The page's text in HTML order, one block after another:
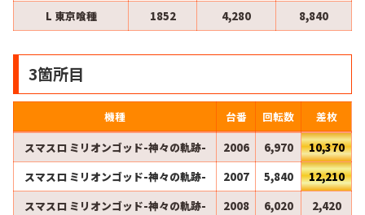
L 東京喰種 1852 4,280 8,840
3箇所目
機種 台番 回転数
差枚
スマスロ ミリオンゴッド-神々の軌跡-
2006 6,970
10,370
スマスロ ミリオンゴッド-神々の軌跡-
2007 5,840
12,210
スマスロ ミリオンゴッド-神々の軌跡-
2008 6,020 2,420